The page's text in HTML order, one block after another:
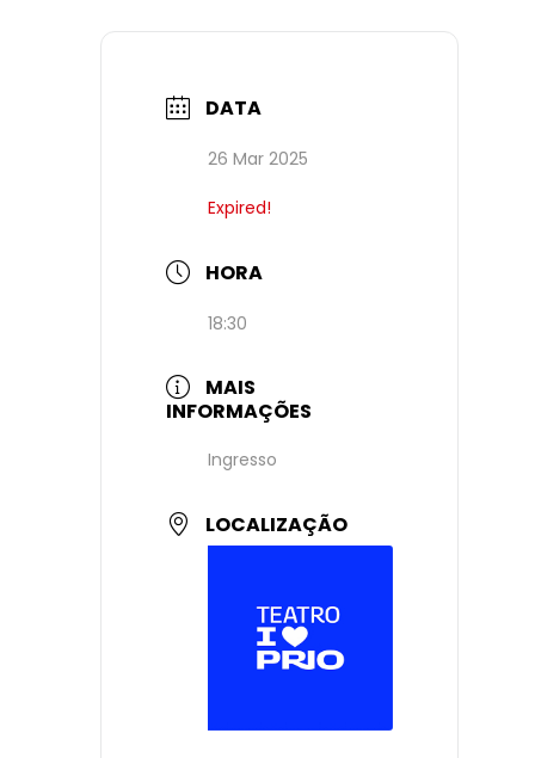
DATA
26 Mar 2025
Expired!
HORA
18:30
MAIS
INFORMAÇÕES
Ingresso
LOCALIZAÇÃO